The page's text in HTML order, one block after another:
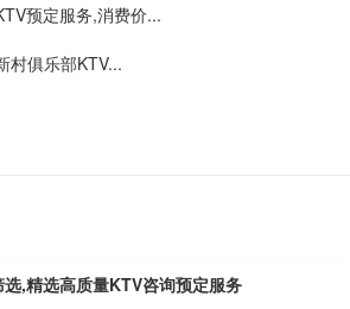
预定服务,消费价...
村俱乐部KTV...
,精选高质量KTV咨询预定服务